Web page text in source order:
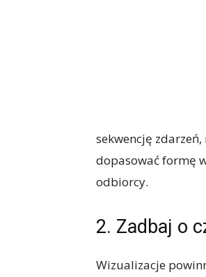
sekwencję
dopasować formę
odbiorcy.
2. Zadbaj o
Wizualizacje